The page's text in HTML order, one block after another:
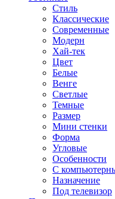
Стиль
Классические
Современные
Модерн
Хай-тек
Цвет
Белые
Венге
Светлые
Темные
Размер
Мини стенки
Форма
Угловые
Особенности
С
Назначение
Под телевизор